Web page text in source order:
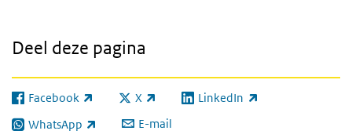
Deel deze pagina
Facebook
(externe link) X
(externe link) LinkedIn
(externe link)
WhatsApp
(externe link) E-mail